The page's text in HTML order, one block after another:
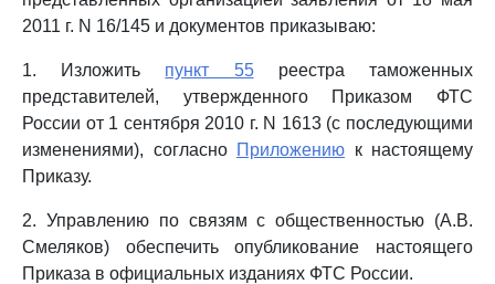
2011 г. N 16/145 и документов приказываю:
1. Изложить пункт 55реестра таможенных
представителей, утвержденного Приказом ФТС
России от 1 сентября 2010 г. N 1613 (с последующими
изменениями), согласно Приложению к настоящему
Приказу.
2. Управлению по связям с общественностью (А.В.
Смеляков) обеспечить опубликование настоящего
Приказа в официальных изданиях ФТС России.